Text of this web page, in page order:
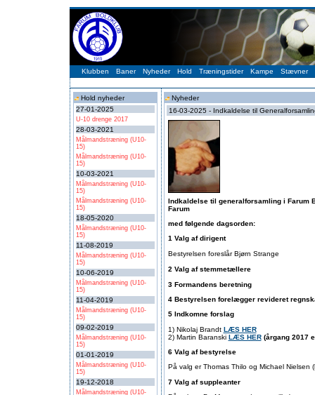
Klubben Baner Nyheder Hold Træningstider Kampe Stævner
Hold nyheder
27-01-2025
U-10 drenge 2017
28-03-2021
Målmandstræning (U10-
15)
Målmandstræning (U10-
15)
10-03-2021
Målmandstræning (U10-
15)
Målmandstræning (U10-
15)
18-05-2020
Målmandstræning (U10-
15)
11-08-2019
Målmandstræning (U10-
15)
10-06-2019
Målmandstræning (U10-
15)
11-04-2019
Målmandstræning (U10-
15)
09-02-2019
Målmandstræning (U10-
15)
01-01-2019
Målmandstræning (U10-
15)
19-12-2018
Målmandstræning (U10-
Nyheder
16-03-2025 - Indkaldelse til
Indkaldelse til generalforsamling i Farum
Farum
med følgende dagsorden:
1 Valg af dirigent
Bestyrelsen foreslår Bjørn Strange
2 Valg af stemmetællere
3 Formandens beretning
4 Bestyrelsen forelægger revideret
5 Indkomne forslag
1) Nikolaj Brandt LÆS HER
2) Martin Baranski LÆS HER(årgang 2017
6 Valg af bestyrelse
På valg er Thomas Thilo og Michael Nielsen
7 Valg af suppleanter